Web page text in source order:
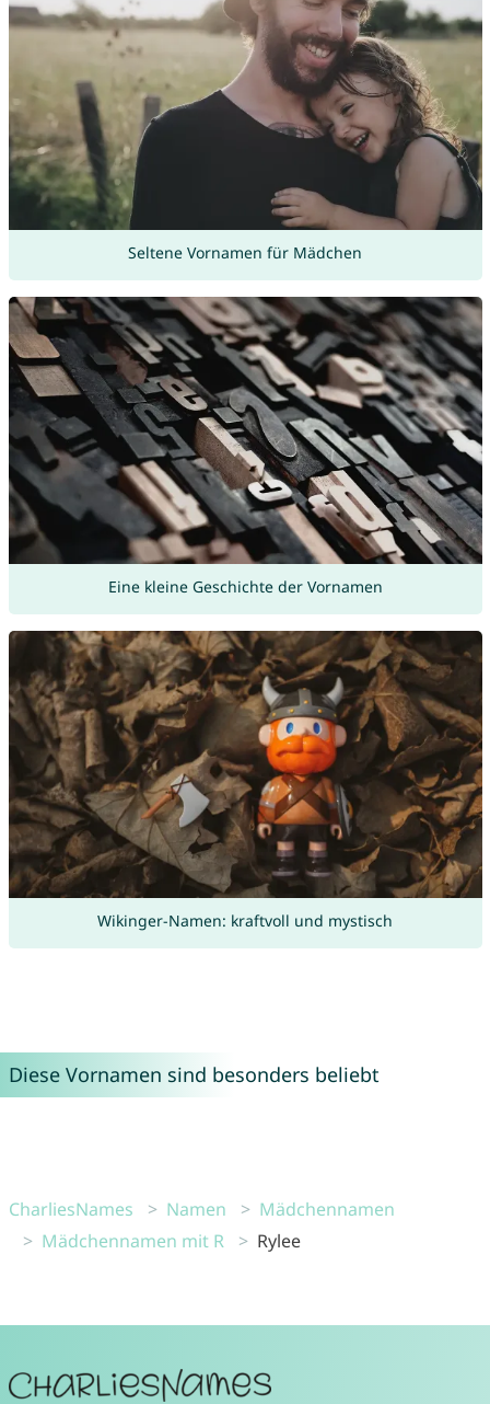
Seltene Vornamen für Mädchen
Eine kleine Geschichte der Vornamen
Wikinger-Namen: kraftvoll und mystisch
Diese Vornamen sind besonders beliebt
CharliesNames Namen
Mädchennamen
Mädchennamen mit R
Rylee